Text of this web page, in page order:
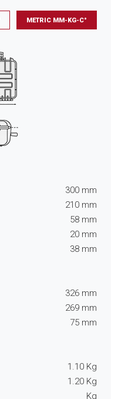
METRIC MM-KG-C°
300 mm
210 mm
58 mm
20 mm
38 mm
326 mm
269 mm
75 mm
1.10 Kg
1.20 Kg
Kg